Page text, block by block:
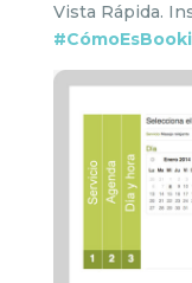
Vista Rápida.